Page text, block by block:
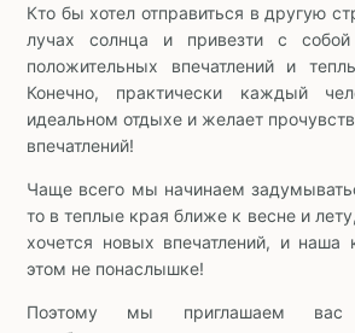
Кто бы хотел отправиться в другую
лучах солнца и привезти с
положительных впечатлений и
Конечно, практически каждый
идеальном отдыхе и желает
впечатлений!
Чаще всего мы начинаем
то в теплые края ближе к весне и
хочется новых впечатлений, и наша
этом не понаслышке!
Поэтому мы приглашаем вас